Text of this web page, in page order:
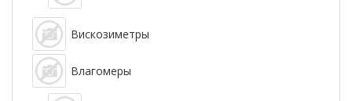
Вискозиметры
Влагомеры